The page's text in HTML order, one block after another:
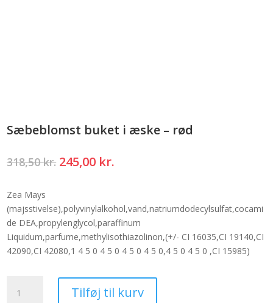
Sæbeblomst buket i æske – rød
318,50kr. Den
var:
318,50 kr..
245,00 kr.
er:
245,00 kr..
Zea Mays
(majsstivelse),polyvinylalkohol,vand,natriumdodecylsulfat,cocami
de DEA,propylenglycol,paraffinum
Liquidum,parfume,methylisothiazolinon,(+/- CI 16035,CI 19140,CI
42090,CI 42080,1 4 5 0 4 5 0 4 5 0 4 5 0,4 5 0 4 5 0 ,CI 15985)
buket
Tilføj til kurv